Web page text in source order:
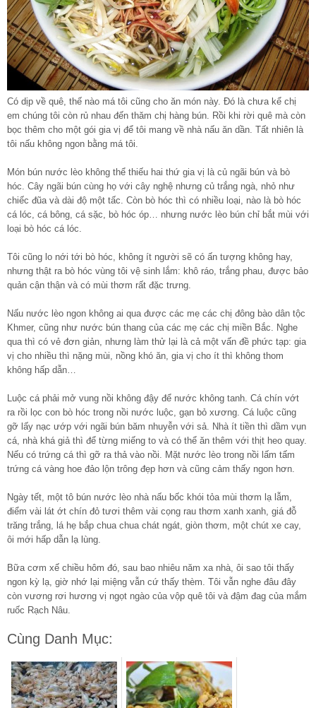
Có dịp về quê, thế nào má tôi cũng cho ăn món này. Đó là chưa kể chị
em chúng tôi còn rủ nhau đến thăm chị hàng bún. Rồi khi rời quê mà còn
bọc thêm cho một gói gia vị để tôi mang về nhà nấu ăn dần. Tất nhiên là
tôi nấu không ngon bằng má tôi.
Món bún nước lèo không thể thiếu hai thứ gia vị là củ ngãi bún và bò
hóc. Cây ngãi bún cùng họ với cây nghệ nhưng củ trắng ngà, nhỏ như
chiếc đũa và dài độ một tấc. Còn bò hóc thì có nhiều loại, nào là bò hóc
cá lóc, cá bông, cá sặc, bò hóc óp… nhưng nước lèo bún chỉ bắt mùi với
loại bò hóc cá lóc.
Tôi cũng lo nới tới bò hóc, không ít người sẽ có ấn tượng không hay,
nhưng thật ra bò hóc vùng tôi vệ sinh lắm: khô ráo, trắng phau, được bảo
quản cận thận và có mùi thơm rất đặc trưng.
Nấu nước lèo ngon không ai qua được các mẹ các chị đông bào dân tộc
Khmer, cũng như nước bún thang của các mẹ các chị miền Bắc. Nghe
qua thì có vẻ đơn giản, nhưng làm thử lại là cả một vấn đề phức tạp: gia
vị cho nhiều thì nặng mùi, nồng khó ăn, gia vị cho ít thì không thom
không hấp dẫn…
Luộc cá phải mở vung nồi không đậy để nước không tanh. Cá chín vớt
ra rồi lọc con bò hóc trong nồi nước luộc, gạn bỏ xương. Cá luộc cũng
gỡ lấy nạc ướp với ngãi bún băm nhuyễn với sả. Nhà ít tiền thì dầm vụn
cá, nhà khá giả thì để từng miếng to và có thể ăn thêm với thịt heo quay.
Nếu có trứng cá thì gỡ ra thả vào nồi. Mặt nước lèo trong nồi lấm tấm
trứng cá vàng hoe đảo lộn trông đẹp hơn và cũng cảm thấy ngon hơn.
Ngày tết, một tô bún nước lèo nhà nấu bốc khói tỏa mùi thơm lạ lẫm,
điểm vài lát ớt chín đỏ tươi thêm vài cọng rau thơm xanh xanh, giá đỗ
trăng trắng, lá hẹ bắp chua chua chát ngát, giòn thơm, một chút xe cay,
ôi mới hấp dẫn lạ lùng.
Bữa cơm xế chiều hôm đó, sau bao nhiêu năm xa nhà, ôi sao tôi thấy
ngon kỳ lạ, giờ nhớ lại miệng vẫn cứ thấy thèm. Tôi vẫn nghe đâu đây
còn vương rơi hương vị ngọt ngào của vộp quê tôi và đậm đag của mắm
ruốc Rạch Nâu.
Cùng Danh Mục: